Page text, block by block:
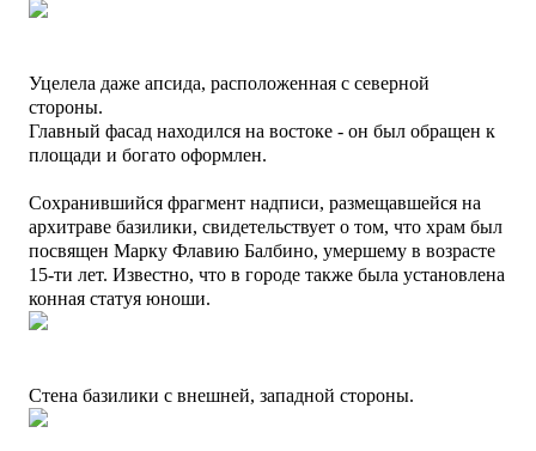
Уцелела даже апсида, расположенная с северной
стороны.
Главный фасад находился на востоке - он был обращен к
площади и богато оформлен.
Сохранившийся фрагмент надписи, размещавшейся на
архитраве базилики, свидетельствует о том, что храм был
посвящен Марку Флавию Балбино, умершему в возрасте
15-ти лет. Известно, что в городе также была установлена
конная статуя юноши.
Стена базилики с внешней, западной стороны.